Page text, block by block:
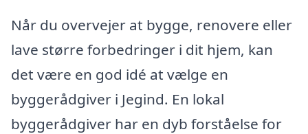
Når du overvejer at bygge, renovere eller
lave større forbedringer i dit hjem, kan
det være en god idé at vælge en
byggerådgiver i Jegind. En lokal
byggerådgiver har en dyb forståelse for